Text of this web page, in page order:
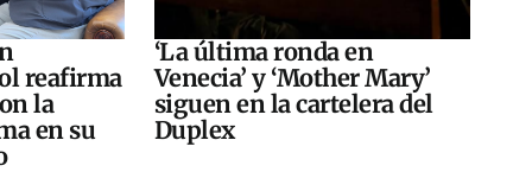
reafirma
la
en su
‘La última ronda en
Venecia’ y ‘Mother Mary’
siguen en la cartelera del
Duplex